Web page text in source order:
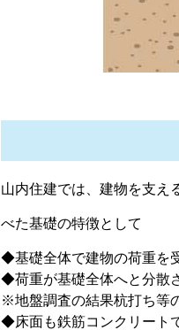
山内住建では、建物を支え
べた基礎の特徴として
◆基礎全体で建物の荷重を
◆荷重が基礎全体へと分散
※地盤調査の結果杭打ち等
◆床面も鉄筋コンクリート